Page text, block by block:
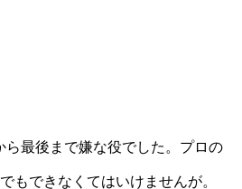
ら最後まで嫌な役でした。プロの
もできなくてはいけませんが。